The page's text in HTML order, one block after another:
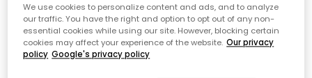
We use cookies to personalize content and ads, and to analyze
our traffic. You have the right and option to opt out of any non-
essential cookies while using our site. However, blocking certain
cookies may affect your experience of the website. Our privacy
policy Google's privacy policy